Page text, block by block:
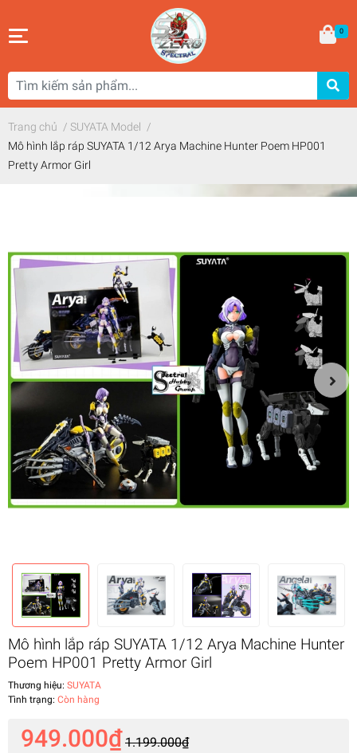
0
Trang chủ / SUYATA Model /
Mô hình lắp ráp SUYATA 1/12 Arya Machine Hunter Poem HP001
Pretty Armor Girl
Mô hình lắp ráp SUYATA 1/12 Arya Machine Hunter
Poem HP001 Pretty Armor Girl
Thương hiệu: SUYATA
Tình trạng: Còn hàng
949.000₫ 1.199.000₫